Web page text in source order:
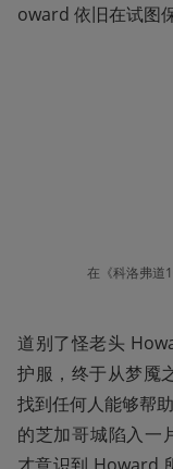
oward 依旧在试图
在《科洛弗道
道别了怪老头
护服，终于从梦魇
找到任何人能够帮
的芝加哥城陷入一